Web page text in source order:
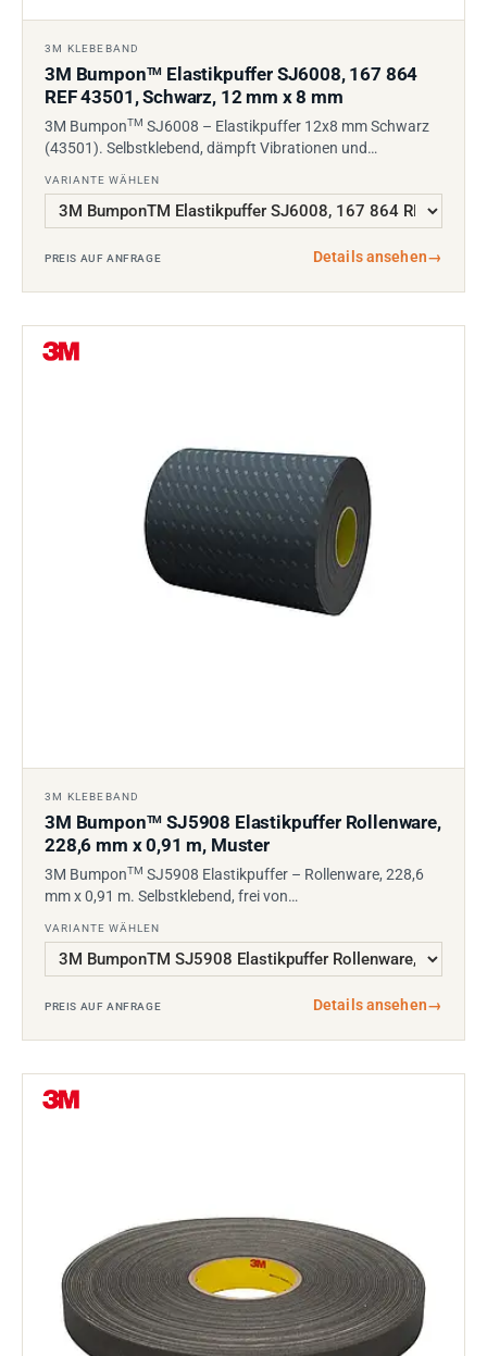
3M KLEBEBAND
3M BumponTM
Elastikpuffer SJ6008, 167 864
REF 43501, Schwarz, 12 mm x 8 mm
3M BumponTM SJ6008 – Elastikpuffer 12x8 mm Schwarz
(43501). Selbstklebend, dämpft Vibrationen und…
VARIANTE WÄHLEN
PREIS AUF ANFRAGE Details ansehen→
3M KLEBEBAND
3M BumponTM SJ5908 Elastikpuffer Rollenware,
228,6 mm x 0,91 m, Muster
3M BumponTM SJ5908 Elastikpuffer – Rollenware, 228,6
mm x 0,91 m. Selbstklebend, frei von…
VARIANTE WÄHLEN
PREIS AUF ANFRAGE Details ansehen→